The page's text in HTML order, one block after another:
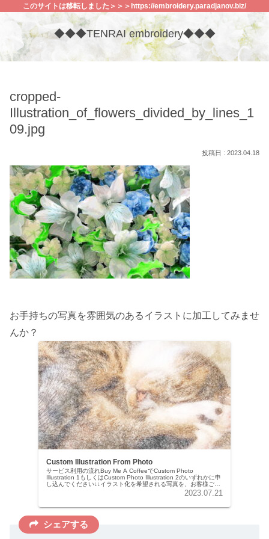
このサイトは移転しました＞＞＞https://embroidery.paradjanov.biz/
◆◆◆TENRAI embroidery◆◆◆
cropped-
Illustration_of_flowers_divided_by_lines_1
09.jpg
2023.04.18
お手持ちの写真を雰囲気のあるイラストに加工してみませ
んか？
Custom Illustration From Photo
サービス利用の流れBuy Me A CoffeeでCustom Photo
Illustration 1もしくはCustom Photo Illustration 2のいずれかに申
し込んでください↓↓イラスト化を希望される写真を、お客様ご
2023.07.21
シェアする